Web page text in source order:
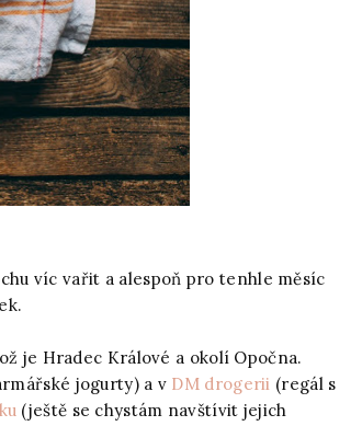
víc vařit a alespoň pro tenhle měsíc
je Hradec Králové a okolí Opočna.
jogurty) a v DM drogerii (regál s
(ještě se chystám navštívit jejich